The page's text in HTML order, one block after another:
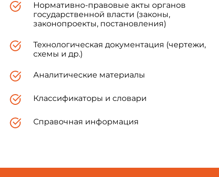
Нормативно-правовые акты органов
государственной власти (законы,
законопроекты, постановления)
Технологическая документация (чертежи,
схемы и др.)
Аналитические материалы
Классификаторы и словари
Справочная информация